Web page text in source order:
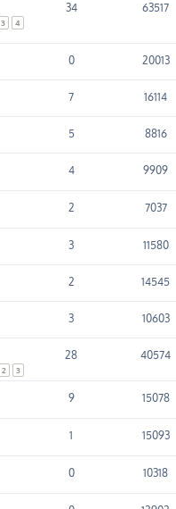
3 4
34 63517
0 20013
7 16114
5 8816
4 9909
2 7037
3 11580
2 14545
3 10603
2 3
28 40574
9 15078
1 15093
0 10318